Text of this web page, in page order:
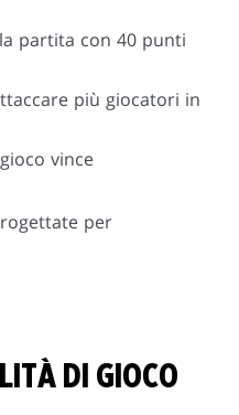
partita con 40 punti
più giocatori in
vince
per
DI GIOCO